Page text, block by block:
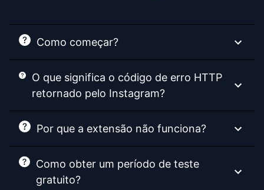
Como começar?
O que significa o código de erro HTTP
retornado pelo Instagram?
Por que a extensão não funciona?
Como obter um período de teste
gratuito?